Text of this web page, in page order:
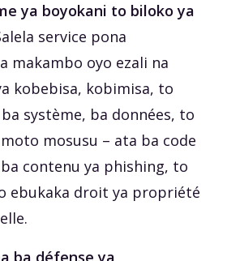
ya boyokani to biloko ya
service pona
makambo oyo ezali na
kobebisa, kobimisa, to
système, ba données, to
mosusu – ata ba code
contenu ya phishing, to
ebukaka droit ya propriété
ba défense ya